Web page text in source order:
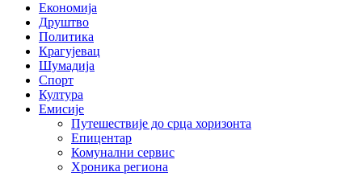
Економија
Друштво
Политика
Крагујевац
Шумадија
Спорт
Култура
Емисије
Путешествије до срца хоризонта
Епицентар
Комунални сервис
Хроника региона